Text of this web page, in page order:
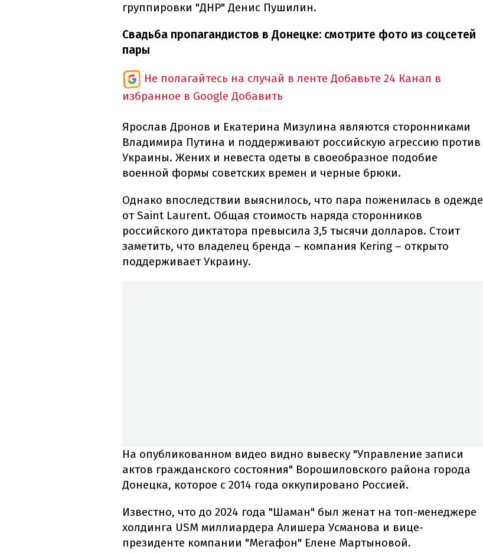
группировки "ДНР" Денис Пушилин.
Свадьба пропагандистов в Донецке: смотрите фото из соцсетей
пары
Не полагайтесь на случай в ленте Добавьте 24 Канал в
избранное в Google Добавить
Ярослав Дронов и Екатерина Мизулина являются сторонниками
Владимира Путина и поддерживают российскую агрессию против
Украины. Жених и невеста одеты в своеобразное подобие
военной формы советских времен и черные брюки.
Однако впоследствии выяснилось, что пара поженилась в одежде
от Saint Laurent. Общая стоимость наряда сторонников
российского диктатора превысила 3,5 тысячи долларов. Стоит
заметить, что владелец бренда – компания Kering – открыто
поддерживает Украину.
На опубликованном видео видно вывеску "Управление записи
актов гражданского состояния" Ворошиловского района города
Донецка, которое с 2014 года оккупировано Россией.
Известно, что до 2024 года "Шаман" был женат на топ-менеджере
холдинга USM миллиардера Алишера Усманова и вице-
президенте компании "Мегафон" Елене Мартыновой.